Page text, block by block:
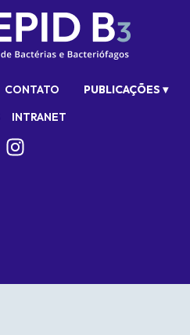
CONTATO
PUBLICAÇÕES ▾
INTRANET